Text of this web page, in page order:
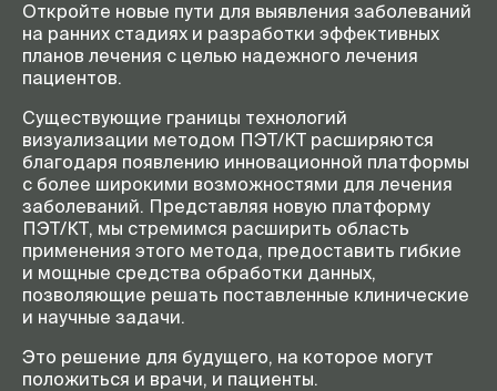
Откройте новые пути для выявления заболеваний
на ранних стадиях и разработки эффективных
планов лечения с целью надежного лечения
пациентов.
Существующие границы технологий
визуализации методом ПЭТ/КТ расширяются
благодаря появлению инновационной платформы
с более широкими возможностями для лечения
заболеваний. Представляя новую платформу
ПЭТ/КТ, мы стремимся расширить область
применения этого метода, предоставить гибкие
и мощные средства обработки данных,
позволяющие решать поставленные клинические
и научные задачи.
Это решение для будущего, на которое могут
положиться и врачи, и пациенты.